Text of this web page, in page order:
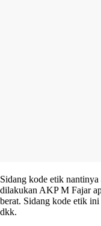
Sidang kode etik
dilakukan AKP M Fajar
berat. Sidang kode etik
dkk.